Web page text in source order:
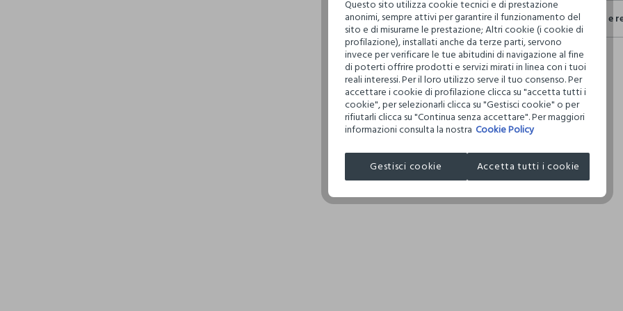
110°C,
DANNI
Sicurezza
Il 100% dei
fisici, per
definito per
restrittivi
Clicca qui
MADE IN INDIA
Spedizione e
per
Questo sito utilizza cookie tecnici e di prestazione
anonimi, sempre attivi per garantire il funzionamento del
sito e di misurarne le prestazione; Altri cookie (i cookie di
profilazione), installati anche da terze parti, servono
invece per verificare le tue abitudini di navigazione al fine
di poterti offrire prodotti e servizi mirati in linea con i tuoi
reali interessi. Per il loro utilizzo serve il tuo consenso. Per
accettare i cookie di profilazione clicca su "accetta tutti i
cookie", per selezionarli clicca su "Gestisci cookie" o per
rifiutarli clicca su "Continua senza accettare". Per maggiori
informazioni consulta la nostra Cookie Policy
Gestisci cookie Accetta tutti i cookie